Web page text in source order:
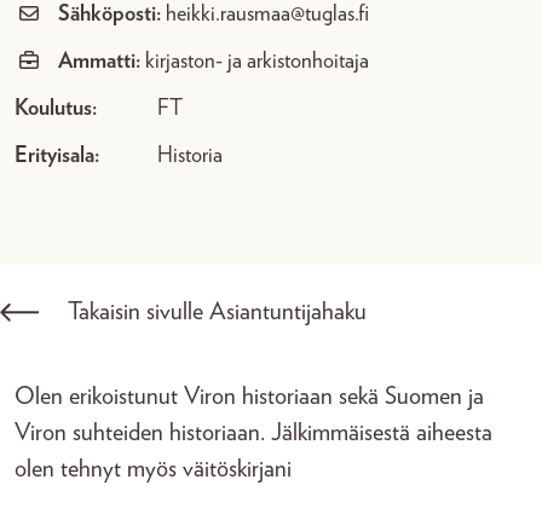
Sähköposti: heikki.rausmaa@tuglas.fi
Ammatti: kirjaston- ja arkistonhoitaja
Koulutus: FT
Erityisala: Historia
Takaisin sivulle Asiantuntijahaku
Olen erikoistunut Viron historiaan sekä Suomen ja
Viron suhteiden historiaan. Jälkimmäisestä aiheesta
olen tehnyt myös väitöskirjani